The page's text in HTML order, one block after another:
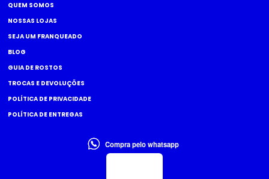
QUEM SOMOS
NOSSAS LOJAS
SEJA UM FRANQUEADO
BLOG
GUIA DE ROSTOS
TROCAS E DEVOLUÇÕES
POLÍTICA DE PRIVACIDADE
POLÍTICA DE ENTREGAS
Compra pelo whatsapp